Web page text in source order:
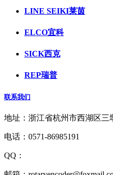
LINE SEIKI莱茵
ELCO宜科
SICK西克
REP瑞普
联系我们
地址：浙江省杭州市西湖区三
电话：0571-86985191
QQ：